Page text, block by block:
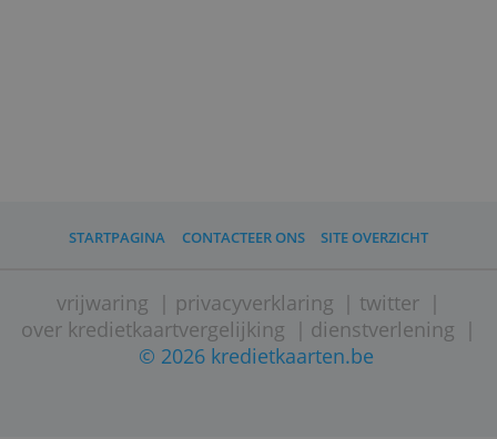
Lees ook
Alle voor- en nadelen van prepaid kredietkaarten
Kun je geld overschrijven naar een prepaid
kredietkaart?